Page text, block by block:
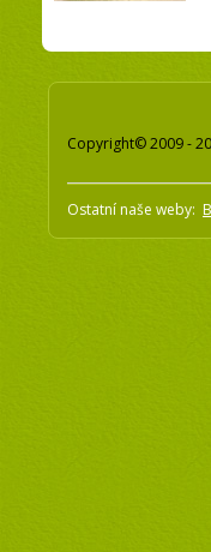
Copyright© 2009 -
Ostatní naše weby: